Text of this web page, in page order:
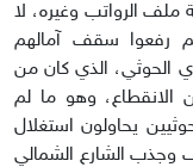
ملف الرواتب وغيره، لا
رفعوا سقف آمالهم
الحوثي، الذي كان من
الانقطاع، وهو ما لم
يحاولون استغلال
وجذب الشارع الشمالي